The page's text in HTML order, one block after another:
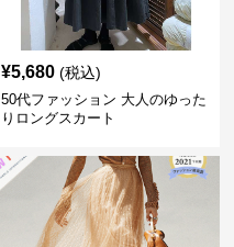
¥5,680 (税込)
50代ファッション 大人のゆった
りロングスカート